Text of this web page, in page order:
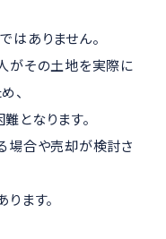
はありません。
がその土地を実際に
、
となります。
場合や売却が検討さ
ます。